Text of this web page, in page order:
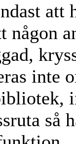
någon
inte
så